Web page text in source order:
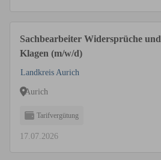
Sachbearbeiter Widersprüche und
Klagen (m/w/d)
Landkreis Aurich
Aurich
Tarifvergütung
17.07.2026